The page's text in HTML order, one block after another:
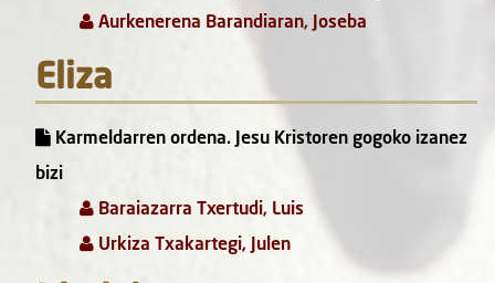
Aurkenerena Barandiaran, Joseba
Eliza
Karmeldarren ordena. Jesu Kristoren gogoko izanez
bizi
Baraiazarra Txertudi, Luis
Urkiza Txakartegi, Julen